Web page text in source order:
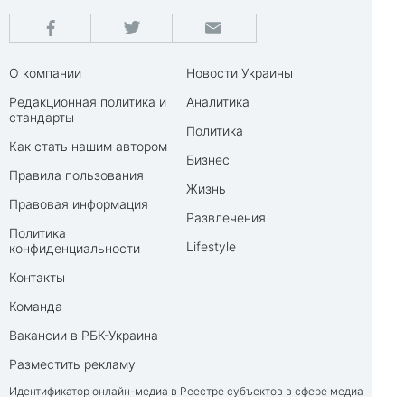
О компании
Редакционная политика и
стандарты
Как стать нашим автором
Правила пользования
Правовая информация
Политика
конфиденциальности
Контакты
Команда
Вакансии в РБК-Украина
Разместить рекламу
Новости Украины
Аналитика
Политика
Бизнес
Жизнь
Развлечения
Lifestyle
Идентификатор онлайн-медиа в Реестре субъектов в сфере медиа